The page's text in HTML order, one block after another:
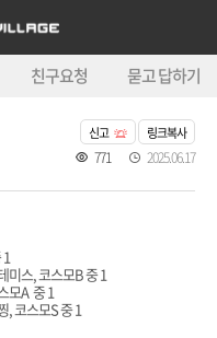
친구요청 묻고 답하기
신고 링크복사
771 2025.06.17
1
미스, 코스모B 중 1
모A 중 1
, 코스모S 중 1